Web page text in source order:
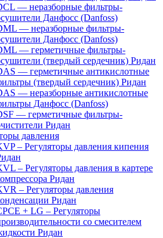
— неразборные фильтры-
Данфосс (Danfoss)
— неразборные фильтры-
Данфосс (Danfoss)
— герметичные фильтры-
(твердый сердечник) Ридан
— герметичные антикислотные
(твердый сердечник) Ридан
— неразборные антикислотные
Данфосс (Danfoss)
— герметичные фильтры-
Ридан
давления
– Регуляторы давления кипения
– Регуляторы давления в картере
Ридан
– Регуляторы давления
Ридан
+ LG – Регуляторы
со смесителем
Ридан